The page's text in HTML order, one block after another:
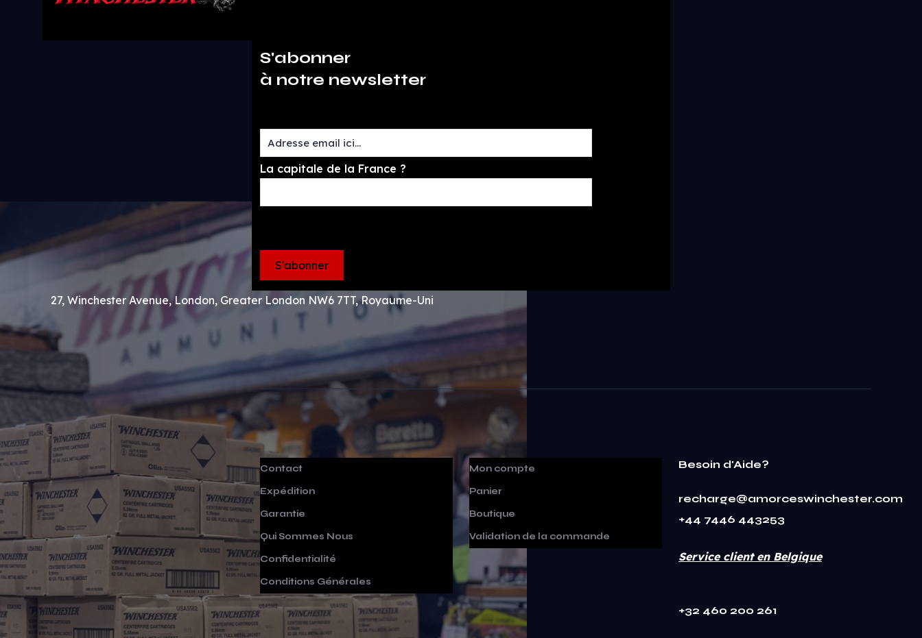
S'abonner
à notre newsletter
La capitale de la France ?
27, Winchester Avenue, London, Greater London NW6 7TT, Royaume-Uni
Contact
Expédition
Garantie
Qui Sommes Nous
Confidentialité
Conditions Générales
Mon compte
Panier
Boutique
Validation de la commande
Besoin d'Aide?
recharge@amorceswinchester.com
+44 7446 443253
Service client en Belgique
+32 460 200 261